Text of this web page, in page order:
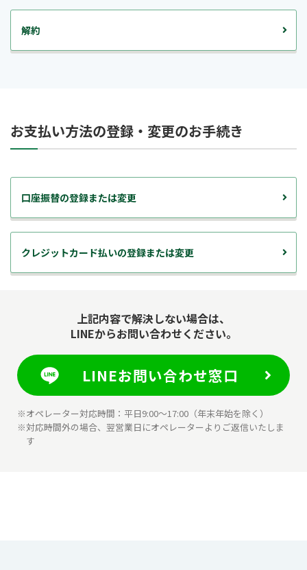
解約
お支払い方法の登録・変更のお手続き
口座振替の登録または変更
クレジットカード払いの登録または変更
上記内容で解決しない場合は、
LINEからお問い合わせください。
LINEお問い合わせ窓口
※オペレーター対応時間：平日9:00～17:00（年末年始を除く）
※対応時間外の場合、翌営業日にオペレーターよりご返信いたしま
す